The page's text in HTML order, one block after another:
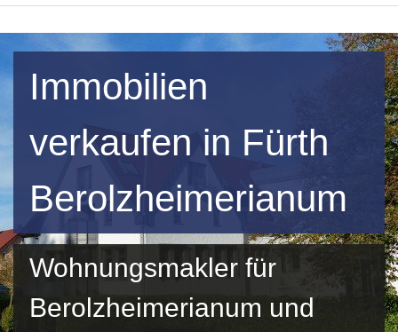
Immobilien
verkaufen in Fürth
Berolzheimerianum
Wohnungsmakler für
Berolzheimerianum und